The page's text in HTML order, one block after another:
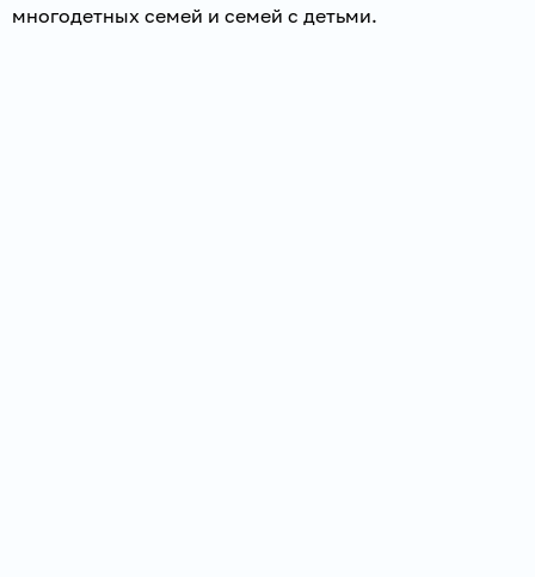
многодетных семей и семей с детьми.